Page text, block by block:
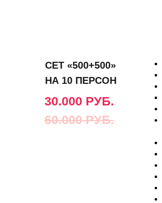
СЕТ «500+500»
НА 10 ПЕРСОН
30.000 РУБ.
60.000 РУБ.